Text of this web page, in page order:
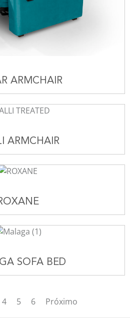
ARMCHAIR
ARMCHAIR
SOFA BED
4 5 6 Próximo